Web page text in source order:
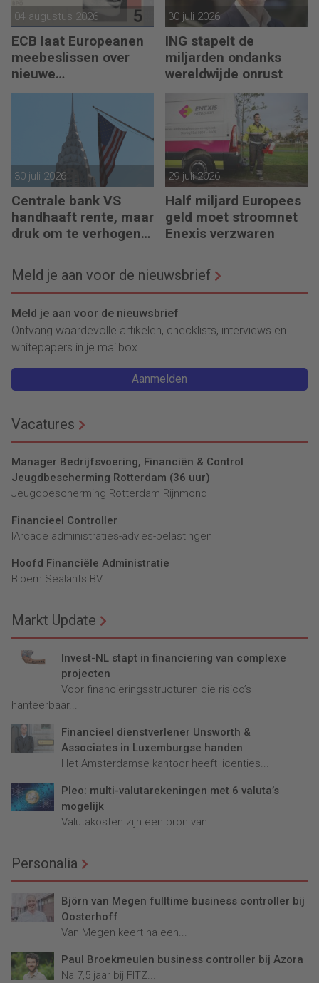
04 augustus 2026
ECB laat Europeanen
meebeslissen over
nieuwe
eurobankbiljetten
30 juli 2026
ING stapelt de
miljarden ondanks
wereldwijde onrust
30 juli 2026
Centrale bank VS
handhaaft rente, maar
druk om te verhogen
29 juli 2026
Half miljard Europees
geld moet stroomnet
Enexis verzwaren
Meld je aan voor de nieuwsbrief
Meld je aan voor de nieuwsbrief
Ontvang waardevolle artikelen, checklists, interviews en
whitepapers in je mailbox.
Aanmelden
Vacatures
Manager Bedrijfsvoering, Financiën & Control
Jeugdbescherming Rotterdam (36 uur)
Jeugdbescherming Rotterdam Rijnmond
Financieel Controller
lArcade administraties-advies-belastingen
Hoofd Financiële Administratie
Bloem Sealants BV
Markt Update
Invest-NL stapt in financiering van complexe
projecten
Voor financieringsstructuren die risico’s
hanteerbaar...
Financieel dienstverlener Unsworth &
Associates in Luxemburgse handen
Het Amsterdamse kantoor heeft licenties...
Pleo: multi-valutarekeningen met 6 valuta’s
mogelijk
Valutakosten zijn een bron van...
Personalia
Björn van Megen fulltime business controller bij
Oosterhoff
Van Megen keert na een...
Paul Broekmeulen business controller bij Azora
Na 7,5 jaar bij FITZ...